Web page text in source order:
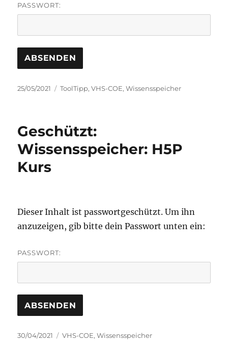
PASSWORT:
Veröffentlicht
25/05/2021 Kategorien
ToolTipp,VHS-COE,Wissensspeicher
Geschützt:
Wissensspeicher: H5P
Kurs
Dieser Inhalt ist passwortgeschützt. Um ihn
anzuzeigen, gib bitte dein Passwort unten ein:
PASSWORT:
Veröffentlicht
30/04/2021 Kategorien
VHS-COE,Wissensspeicher